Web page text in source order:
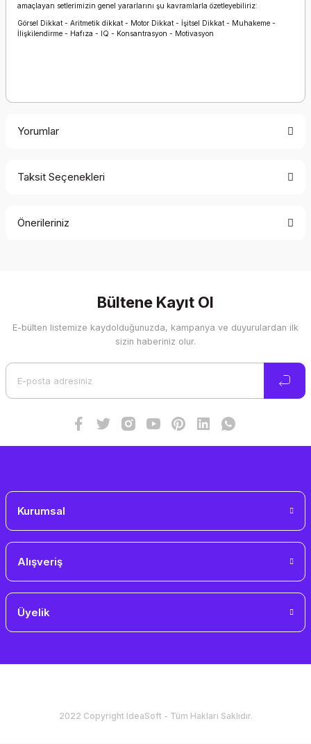
amaçlayan setlerimizin genel yararlarını şu kavramlarla özetleyebiliriz:
Görsel Dikkat - Aritmetik dikkat - Motor Dikkat - İşitsel Dikkat - Muhakeme -
İlişkilendirme - Hafıza - IQ - Konsantrasyon - Motivasyon
Yorumlar
Taksit Seçenekleri
Önerileriniz
Görüş ve önerileriniz için teşekkür ederiz.
Ürün resmi kalitesiz, bozuk veya görüntülenemiyor.
Bültene Kayıt Ol
E-bülten listemize kaydolduğunuzda, kampanya ve duyurulardan ilk
sizin haberiniz olur.
Kurumsal
Alışveriş
Üyelik
2022 Copyright IdeaSoft - Tüm Hakları Saklıdır.